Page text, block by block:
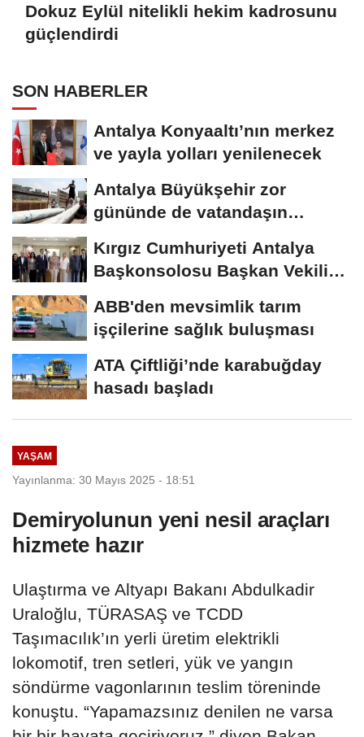
Dokuz Eylül nitelikli hekim kadrosunu
güçlendirdi
SON HABERLER
Antalya Konyaaltı’nın merkez
ve yayla yolları yenilenecek
Antalya Büyükşehir zor
gününde de vatandaşın
Kırgız Cumhuriyeti Antalya
Başkonsolosu Başkan Vekili
ABB'den mevsimlik tarım
işçilerine sağlık buluşması
ATA Çiftliği’nde karabuğday
hasadı başladı
YAŞAM
Yayınlanma: 30 Mayıs 2025 - 18:51
Demiryolunun yeni nesil araçları
hizmete hazır
Ulaştırma ve Altyapı Bakanı Abdulkadir
Uraloğlu, TÜRASAŞ ve TCDD
Taşımacılık’ın yerli üretim elektrikli
lokomotif, tren setleri, yük ve yangın
söndürme vagonlarının teslim töreninde
konuştu. “Yapamazsınız denilen ne varsa